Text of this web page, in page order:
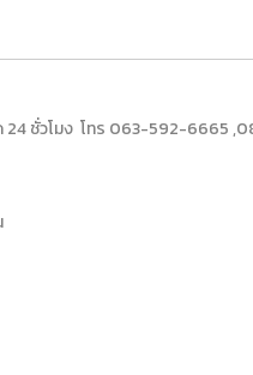
24 ชั่วโมง โทร 063-592-6665